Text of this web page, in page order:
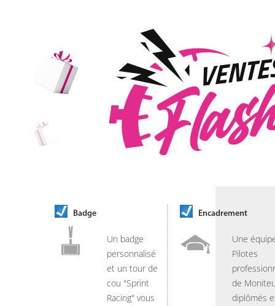
Badge
Un badge
personnalisé
et un tour de
cou "Sprint
Racing" vous
Encadrement
Une
Pilotes
de
diplômés